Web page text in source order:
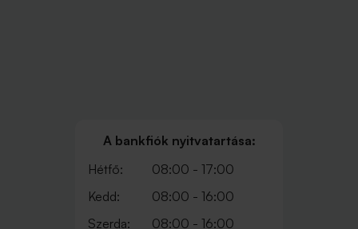
A bankfiók nyitvatartása:
Hétfő:
08:00 - 17:00
Kedd:
08:00 - 16:00
Szerda:
08:00 - 16:00